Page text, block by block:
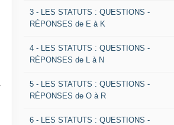
3 - LES STATUTS : QUESTIONS -
RÉPONSES de E à K
4 - LES STATUTS : QUESTIONS -
RÉPONSES de L à N
5 - LES STATUTS : QUESTIONS -
RÉPONSES de O à R
6 - LES STATUTS : QUESTIONS -